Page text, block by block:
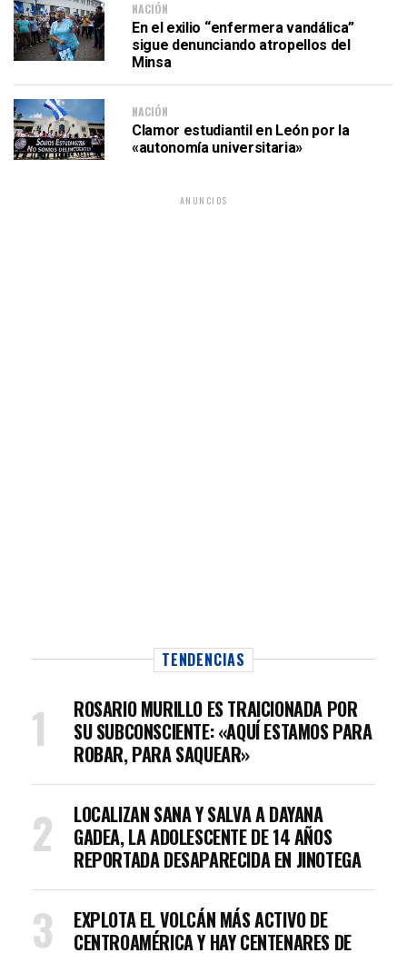
NACIÓN
En el exilio “enfermera vandálica”
sigue denunciando atropellos del
Minsa
NACIÓN
Clamor estudiantil en León por la
«autonomía universitaria»
ANUNCIOS
TENDENCIAS
ROSARIO MURILLO ES TRAICIONADA POR
SU SUBCONSCIENTE: «AQUÍ ESTAMOS PARA
ROBAR, PARA SAQUEAR»
LOCALIZAN SANA Y SALVA A DAYANA
GADEA, LA ADOLESCENTE DE 14 AÑOS
REPORTADA DESAPARECIDA EN JINOTEGA
EXPLOTA EL VOLCÁN MÁS ACTIVO DE
CENTROAMÉRICA Y HAY CENTENARES DE